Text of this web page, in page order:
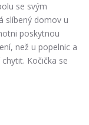
se svým
slíbený domov u
poskytnou
než u popelnic a
Kočička se